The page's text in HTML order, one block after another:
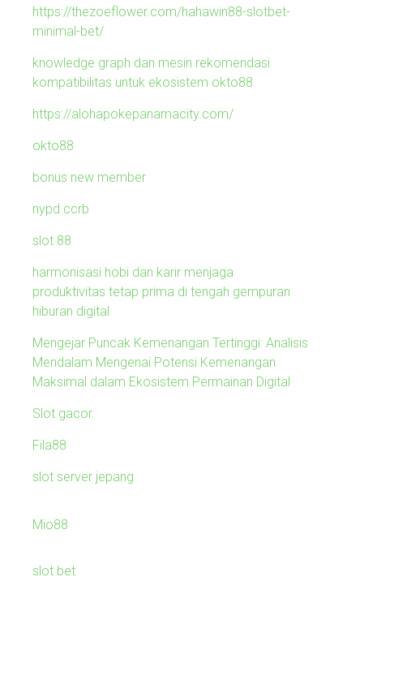
https://thezoeflower.com/hahawin88-slotbet-
minimal-bet/
knowledge graph dan mesin rekomendasi
kompatibilitas untuk ekosistem okto88
https://alohapokepanamacity.com/
okto88
bonus new member
nypd ccrb
slot 88
harmonisasi hobi dan karir menjaga
produktivitas tetap prima di tengah gempuran
hiburan digital
Mengejar Puncak Kemenangan Tertinggi: Analisis
Mendalam Mengenai Potensi Kemenangan
Maksimal dalam Ekosistem Permainan Digital
Slot gacor
Fila88
slot server jepang
Mio88
slot bet